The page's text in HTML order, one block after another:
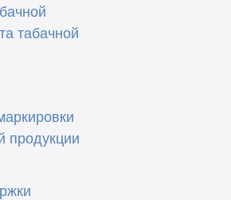
табачной
продукции